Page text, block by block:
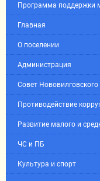
Программа поддержки
Главная
О поселении
Администрация
Совет Нововилговского
Противодействие
Развитие малого и
ЧС и ПБ
Культура и спорт